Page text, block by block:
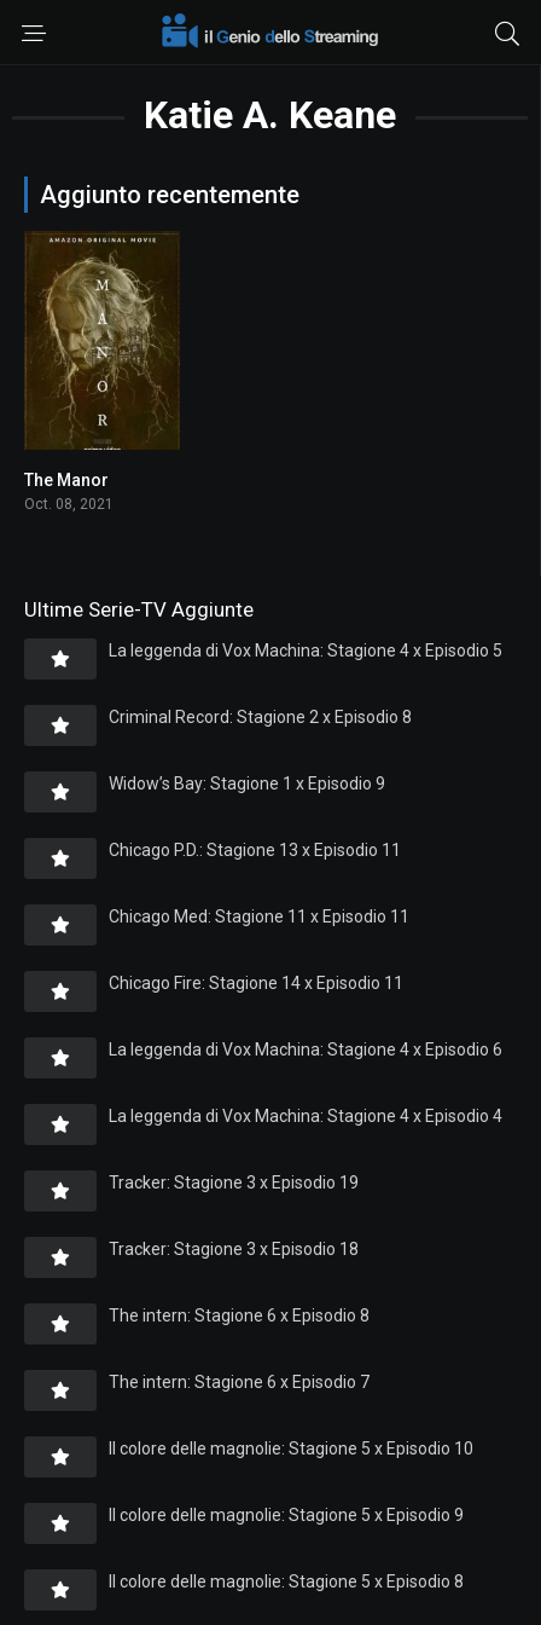
Katie A. Keane
Aggiunto recentemente
The Manor
Oct. 08, 2021
Ultime Serie-TV Aggiunte
La leggenda di Vox Machina: Stagione 4 x Episodio 5
Criminal Record: Stagione 2 x Episodio 8
Widow’s Bay: Stagione 1 x Episodio 9
Chicago P.D.: Stagione 13 x Episodio 11
Chicago Med: Stagione 11 x Episodio 11
Chicago Fire: Stagione 14 x Episodio 11
La leggenda di Vox Machina: Stagione 4 x Episodio 6
La leggenda di Vox Machina: Stagione 4 x Episodio 4
Tracker: Stagione 3 x Episodio 19
Tracker: Stagione 3 x Episodio 18
The intern: Stagione 6 x Episodio 8
The intern: Stagione 6 x Episodio 7
Il colore delle magnolie: Stagione 5 x Episodio 10
Il colore delle magnolie: Stagione 5 x Episodio 9
Il colore delle magnolie: Stagione 5 x Episodio 8